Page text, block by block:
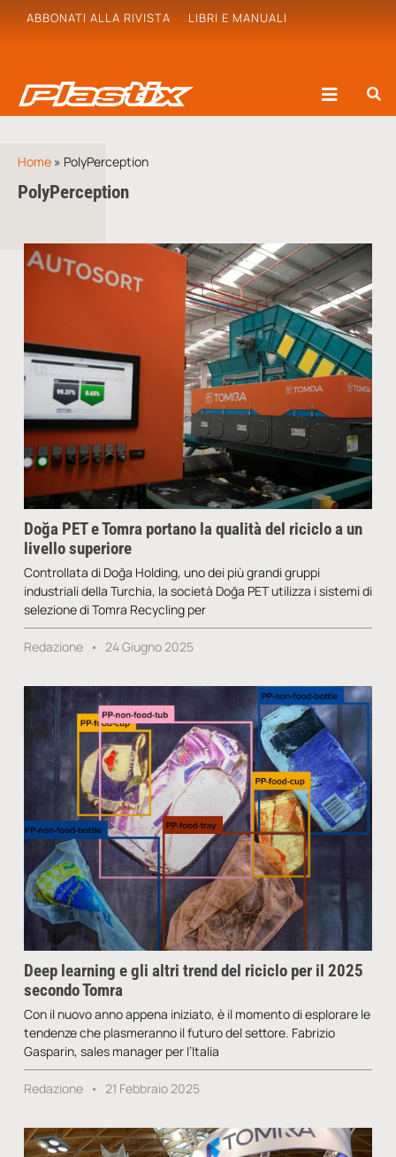
ABBONATI ALLA RIVISTA LIBRI E MANUALI
Home » PolyPerception
PolyPerception
Doğa PET e Tomra portano la qualità del riciclo a un
livello superiore
Controllata di Doğa Holding, uno dei più grandi gruppi
industriali della Turchia, la società Doğa PET utilizza i sistemi di
selezione di Tomra Recycling per
Redazione 24 Giugno 2025
Deep learning e gli altri trend del riciclo per il 2025
secondo Tomra
Con il nuovo anno appena iniziato, è il momento di esplorare le
tendenze che plasmeranno il futuro del settore. Fabrizio
Gasparin, sales manager per l’Italia
Redazione 21 Febbraio 2025